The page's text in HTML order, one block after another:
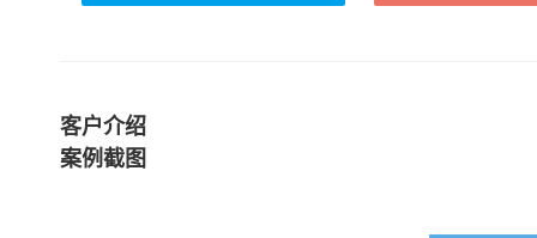
客户介绍
案例截图